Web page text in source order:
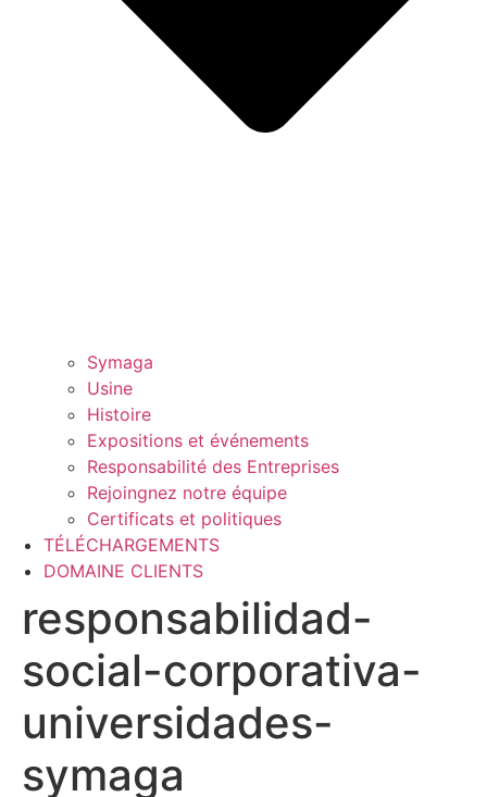
Symaga
Usine
Histoire
Expositions et événements
Responsabilité des Entreprises
Rejoingnez notre équipe
Certificats et politiques
TÉLÉCHARGEMENTS
DOMAINE CLIENTS
responsabilidad-
social-corporativa-
universidades-
symaga